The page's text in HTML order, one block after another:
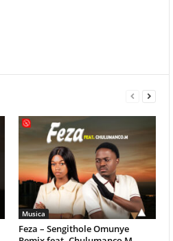
Musica
Feza – Sengithole Omunye